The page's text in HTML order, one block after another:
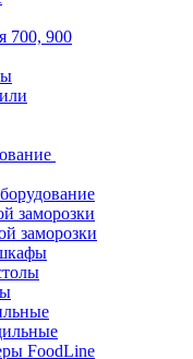
700, 900
заморозки
заморозки
FoodLine